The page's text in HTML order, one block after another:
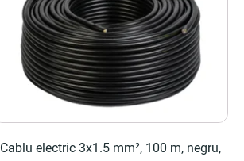
Cablu electric 3x1.5 mm², 100 m, negru,